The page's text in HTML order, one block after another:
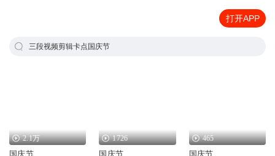
打开APP
三段视频剪辑卡点国庆节
2.1万
国庆节
1726
国庆节
465
国庆节